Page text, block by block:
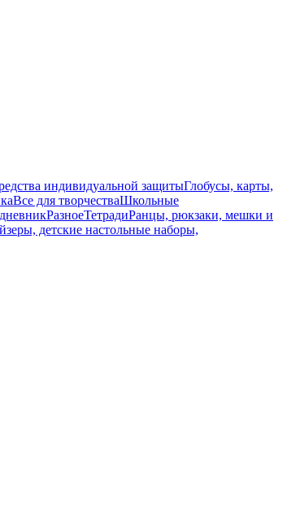
индивидуальной защитыГлобусы, карты,
Все для творчестваШкольные
РазноеТетрадиРанцы, рюкзаки, мешки и
детские настольные наборы,